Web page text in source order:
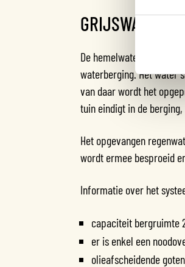
De hemelwaterafvoer
waterberging. Het water
van daar wordt het
tuin eindigt in de
Het opgevangen
wordt ermee besproeid
Informatie over het
capaciteit bergruimte
er is enkel een
olieafscheidende